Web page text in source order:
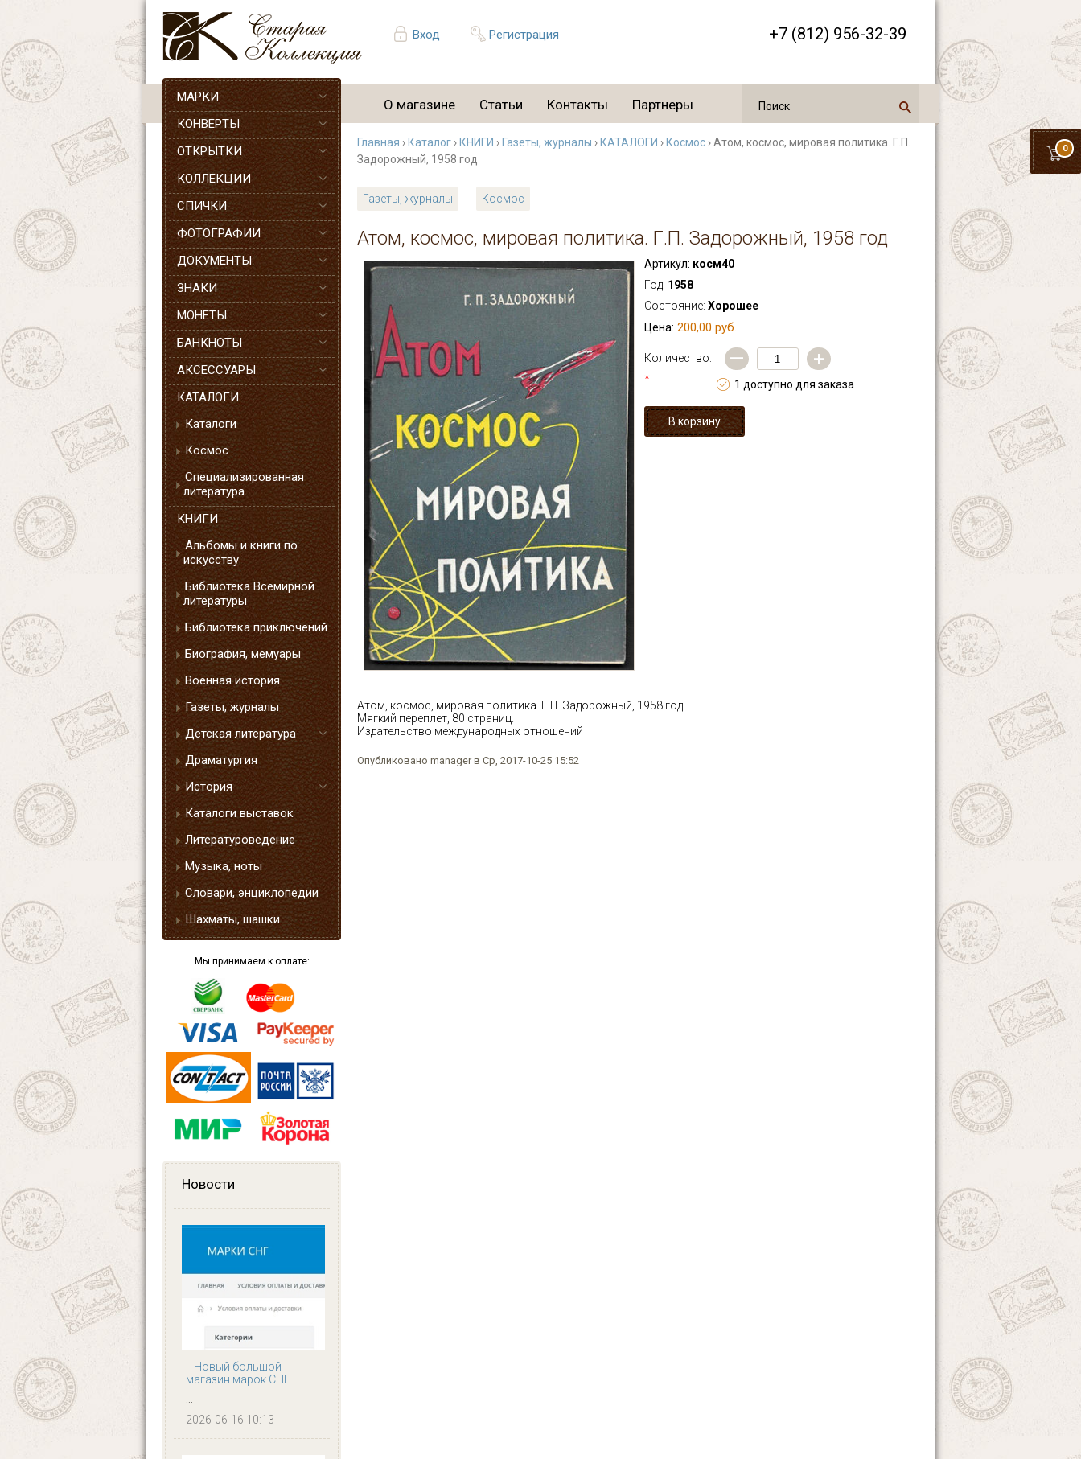
Вход Регистрация +7 (812) 956-32-39
0
О магазине Статьи Контакты Партнеры
МАРКИ
КОНВЕРТЫ
ОТКРЫТКИ
КОЛЛЕКЦИИ
СПИЧКИ
ФОТОГРАФИИ
ДОКУМЕНТЫ
ЗНАКИ
МОНЕТЫ
БАНКНОТЫ
АКСЕССУАРЫ
КАТАЛОГИ
Каталоги
Космос
Специализированная
литература
КНИГИ
Альбомы и книги по
искусству
Библиотека Всемирной
литературы
Библиотека приключений
Биография, мемуары
Военная история
Газеты, журналы
Детская литература
Драматургия
История
Каталоги выставок
Литературоведение
Музыка, ноты
Словари, энциклопедии
Шахматы, шашки
Мы принимаем к оплате:
Новости
Новый большой
магазин марок СНГ
...
2026-06-16 10:13
Главная › Каталог › КНИГИ › Газеты, журналы › КАТАЛОГИ › Космос › Атом, космос, мировая политика. Г.П.
Задорожный, 1958 год
Газеты, журналы Космос
Атом, космос, мировая политика. Г.П. Задорожный, 1958 год
Артикул: косм40
Год: 1958
Состояние: Хорошее
Цена: 200,00 руб.
Количество:
*
— +
1 доступно для заказа
Атом, космос, мировая политика. Г.П. Задорожный, 1958 год
Мягкий переплет, 80 страниц.
Издательство международных отношений
Опубликовано manager в Ср, 2017-10-25 15:52